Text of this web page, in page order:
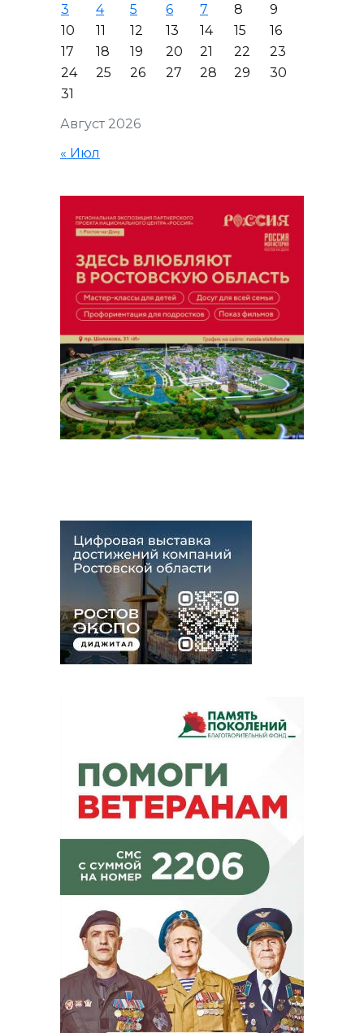
Август 2026
3
4 5 6 7 8
9
10
11 12 13 14 15
16
17
18 19 20 21 22
23
24
25 26 27 28 29
30
31
« Июл